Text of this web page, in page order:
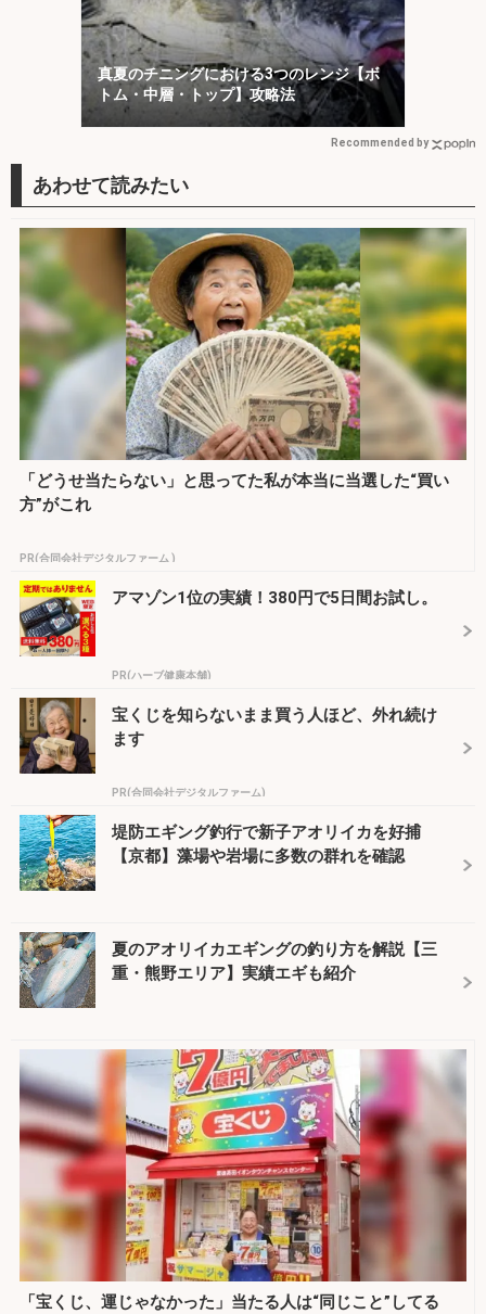
真夏のチニングにおける3つのレンジ【ボ
トム・中層・トップ】攻略法
Recommended by
「どうせ当たらない」と思ってた私が本当に当選した“買い
方”がこれ
PR(合同会社デジタルファーム )
アマゾン1位の実績！380円で5日間お試し。
PR(ハーブ健康本舗)
宝くじを知らないまま買う人ほど、外れ続け
ます
PR(合同会社デジタルファーム)
堤防エギング釣行で新子アオリイカを好捕
【京都】藻場や岩場に多数の群れを確認
夏のアオリイカエギングの釣り方を解説【三
重・熊野エリア】実績エギも紹介
「宝くじ、運じゃなかった」当たる人は“同じこと”してる